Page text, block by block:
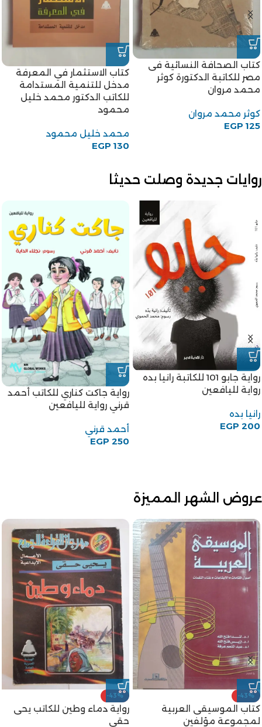
كتاب ليالى سطيح للكاتب حافظ
إبراهيم
EGP 100
-6%
كتاب ملكات مصر للكاتب
ممدوح الدماطي
ممدوح الدماطي
روايات جديدة وصلت حديثا
رواية جابو 101 للكاتبة رانيا بده
رواية لليافعين
رانيا بده
EGP 200
رواية جاكت كناري للكاتب أحمد
قرني رواية لليافعين
أحمد قرني
EGP 250
عروض الشهر المميزة
-43%
كتاب الموسيقى العربية
لمجموعة مؤلفين
-43%
رواية دماء وطين للكاتب يحى
حقى